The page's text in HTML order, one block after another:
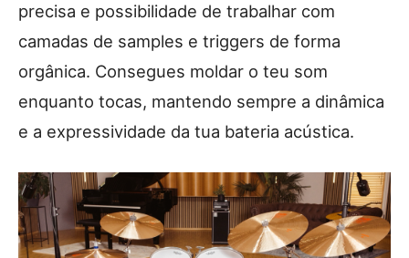
precisa e possibilidade de trabalhar com
camadas de samples e triggers de forma
orgânica. Consegues moldar o teu som
enquanto tocas, mantendo sempre a dinâmica
e a expressividade da tua bateria acústica.